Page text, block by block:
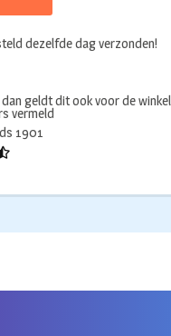
dezelfde dag verzonden!
geldt dit ook voor de
vermeld
1901